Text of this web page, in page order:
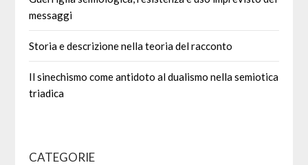
messaggi
Storia e descrizione nella teoria del racconto
Il sinechismo come antidoto al dualismo nella semiotica
triadica
CATEGORIE